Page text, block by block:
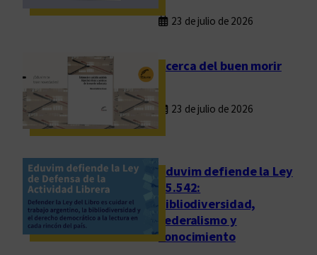
i
s
ó
c
d
e
l
f
r
23 de julio de 2026
Acerca del buen morir
23 de julio de 2026
Eduvim defiende la Ley
25.542:
bibliodiversidad,
federalismo y
conocimiento